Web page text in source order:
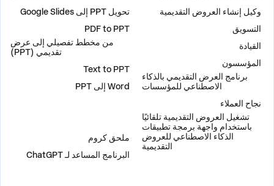
وكيل إنشاء العروض التقديمية
التسويق
القيادة
المؤسسون
برنامج العرض التقديمي بالذكاء
الاصطناعي للمؤسسات
نجاح العملاء
تشغيل العروض التقديمية تلقائيًا
باستخدام واجهة برمجة تطبيقات
الذكاء الاصطناعي للعروض
التقديمية
تحويل PPT إلى Google Slides
PDF to PPT
من مخطط تفصيلي إلى عرض
تقديمي (PPT)
Text to PPT
Word إلى PPT
ملحق كروم
البرنامج المساعد لـ ChatGPT